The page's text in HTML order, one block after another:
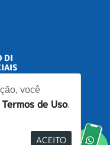
você
Termos de Uso.
ACEITO
DI